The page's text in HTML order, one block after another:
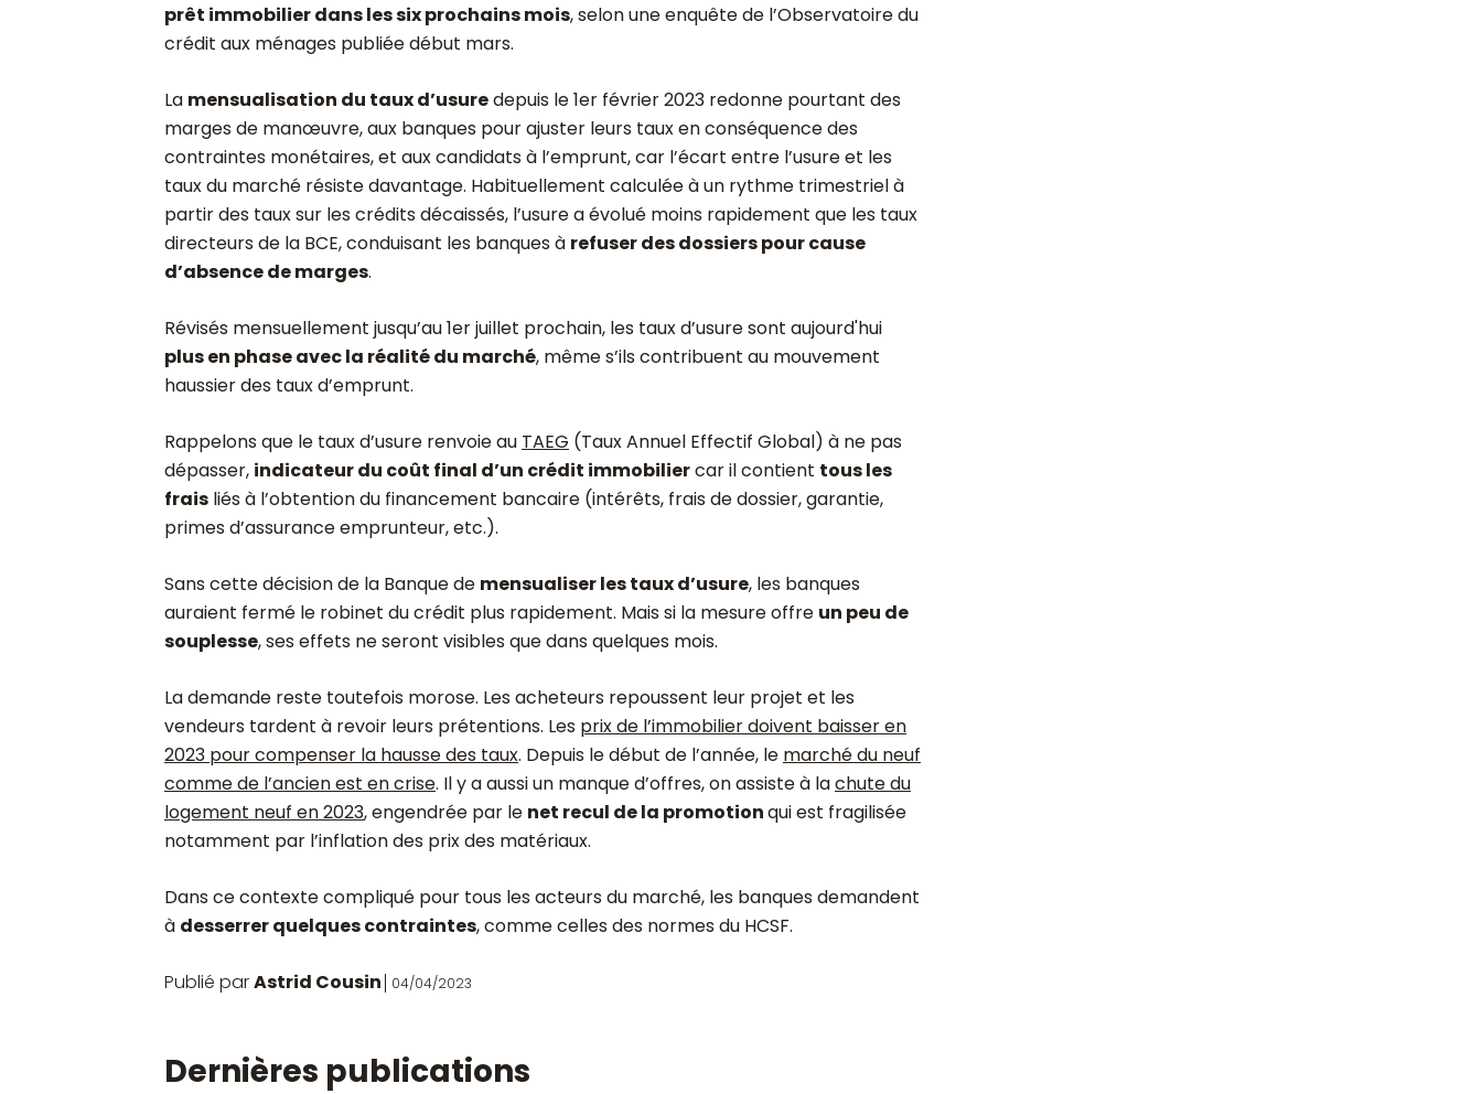
prêt immobilier dans les six prochains mois, selon une enquête de l’Observatoire du
crédit aux ménages publiée début mars.
La mensualisation du taux d’usuredepuis le 1er février 2023 redonne pourtant des
marges de manœuvre, aux banques pour ajuster leurs taux en conséquence des
contraintes monétaires, et aux candidats à l’emprunt, car l’écart entre l’usure et les
taux du marché résiste davantage. Habituellement calculée à un rythme trimestriel à
partir des taux sur les crédits décaissés, l’usure a évolué moins rapidement que les taux
directeurs de la BCE, conduisant les banques à refuser des dossiers pour cause
d’absence de marges.
Révisés mensuellement jusqu’au 1erjuillet prochain, les taux d’usure sont aujourd'hui
plus en phase avec la réalité du marché, même s’ils contribuent au mouvement
haussier des taux d’emprunt.
Rappelons que le taux d’usure renvoie au TAEG (Taux Annuel Effectif Global) à ne pas
dépasser, indicateur du coût final d’un crédit immobiliercar il contient tous les
frais liés à l’obtention du financement bancaire (intérêts, frais de dossier, garantie,
primes d’assurance emprunteur, etc.).
Sans cette décision de la Banque de mensualiser les taux d’usure, les banques
auraient fermé le robinet du crédit plus rapidement. Mais si la mesure offre un peu de
souplesse, ses effets ne seront visibles que dans quelques mois.
La demande reste toutefois morose. Les acheteurs repoussent leur projet et les
vendeurs tardent à revoir leurs prétentions. Les prix de l’immobilier doivent baisser en
2023 pour compenser la hausse des taux. Depuis le début de l’année, le marché du neuf
comme de l’ancien est en crise. Il y a aussi un manque d’offres, on assiste à lachute du
logement neuf en 2023, engendrée par le net recul de la promotionqui est fragilisée
notamment par l’inflation des prix des matériaux.
Dans ce contexte compliqué pour tous les acteurs du marché, les banques demandent
à desserrer quelques contraintes, comme celles des normes du HCSF.
Publié parAstrid Cousin 04/04/2023
Dernières publications